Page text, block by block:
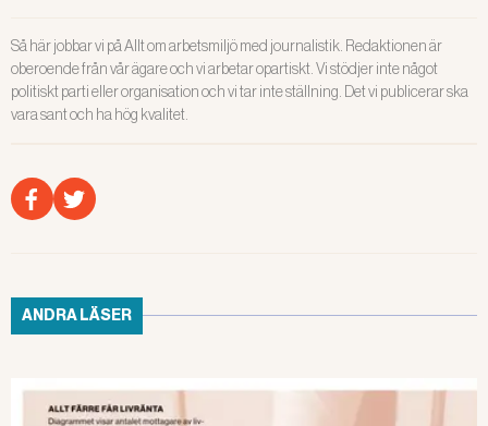
ansvar väckts efter att tre små
pojkar drunknat.
Det är något av det som sticker ut i
Allt om arbetsmiljös genomgång av
Så här jobbar vi på Allt om arbetsmiljö med journalistik. Redaktionen är
oberoende från vår ägare och vi arbetar opartiskt. Vi stödjer inte något
politiskt parti eller organisation och vi tar inte ställning. Det vi publicerar ska
vara sant och ha hög kvalitet.
ANDRA LÄSER